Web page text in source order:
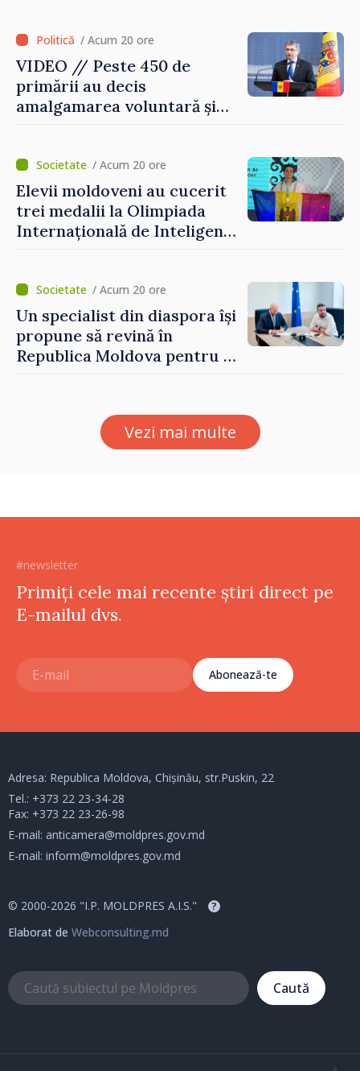
/ Acum 20 ore
VIDEO // Peste 450 de
primării au decis
amalgamarea voluntară și
Grosu: „Este important să
depășim blocajele și să dăm o
șansă localităților să se
dezvolte”
/ Acum 20 ore
Elevii moldoveni au cucerit
trei medalii la Olimpiada
Internațională de Inteligență
/ Acum 20 ore
Un specialist din diaspora își
propune să revină în
Republica Moldova pentru a
Vezi mai multe
#newsletter
Primiți cele mai recente știri direct pe
E-mailul dvs.
Abonează-te
Adresa: Republica Moldova, Chișinău, str.Puskin, 22
Tel.: +373 22 23-34-28
Fax: +373 22 23-26-98
E-mail: anticamera@moldpres.gov.md
E-mail: inform@moldpres.gov.md
© 2000-2026 "I.P. MOLDPRES A.I.S." ?
Elaborat de Webconsulting.md
Caută